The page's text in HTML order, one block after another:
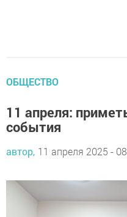
ОБЩЕСТВО
11 апреля:
события
автор, 11 апреля 2025 -